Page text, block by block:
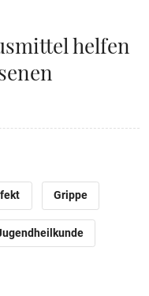
helfen
Grippe